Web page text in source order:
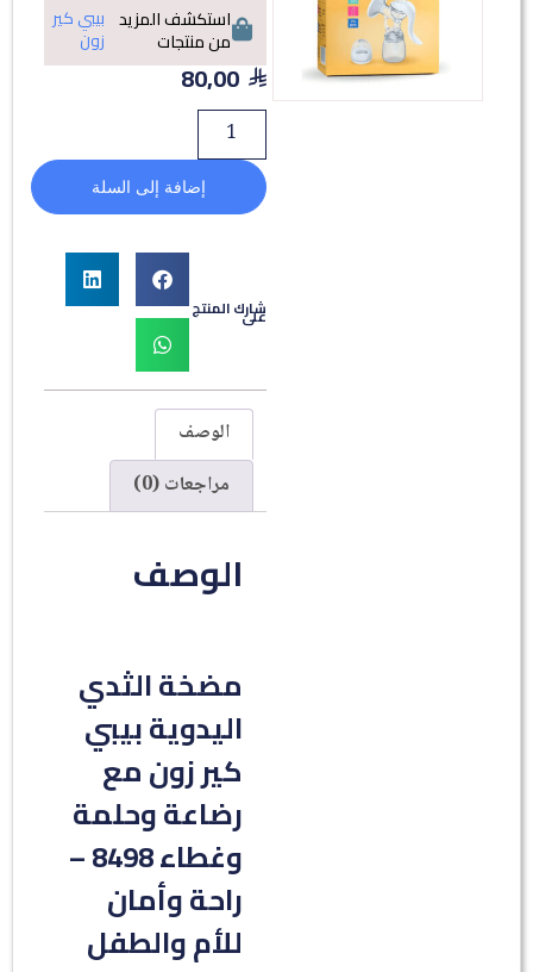
استكشف المزيد
من منتجات
بيبي كير
زون
80,00
إضافة إلى السلة
شارك المنتج
على
الوصف
مراجعات (0)
الوصف
مضخة الثدي
اليدوية بيبي
كير زون مع
رضاعة وحلمة
وغطاء 8498 –
راحة وأمان
للأم والطفل